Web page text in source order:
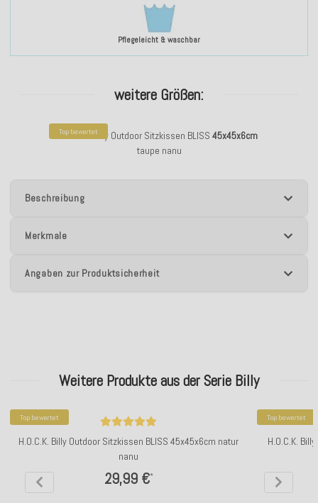
Pflegeleicht & waschbar
weitere Größen:
Top bewertet
H.O.C.K. Billy Outdoor Sitzkissen BLISS 45x45x6cm
taupe nanu
Beschreibung
Merkmale
Angaben zur Produktsicherheit
Weitere Produkte aus der Serie Billy
Top bewertet
H.O.C.K. Billy Outdoor Sitzkissen BLISS 45x45x6cm natur
nanu
29,99 €*
Top bewertet
H.O.C.K.